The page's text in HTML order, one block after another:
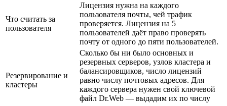
Что считать за
пользователя
Лицензия нужна на каждого
пользователя почты, чей трафик
проверяется. Лицензия на 5
пользователей даёт право проверять
почту от одного до пяти пользователей.
Резервирование и
кластеры
Сколько бы ни было основных и
резервных серверов, узлов кластера и
балансировщиков, число лицензий
равно числу почтовых адресов. Для
каждого сервера нужен свой ключевой
файл Dr.Web — выдадим их по числу